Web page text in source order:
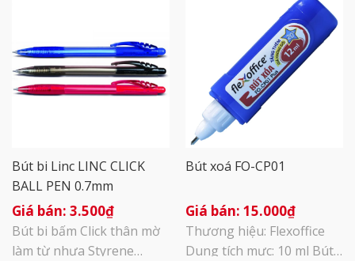
Bút bi Linc LINC CLICK
BALL PEN 0.7mm
3.500₫
Bút bi bấm Click thân mờ
làm từ nhựa Styrene
Bút xoá FO-CP01
15.000₫
Thương hiệu: Flexoffice
Dung tích mực: 10 ml Bút